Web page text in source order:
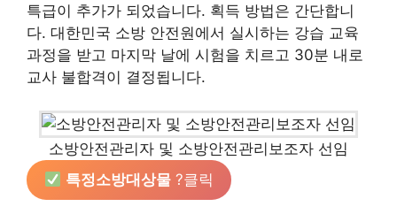
특급이 추가가 되었습니다. 획득 방법은 간단합니
다. 대한민국 소방 안전원에서 실시하는 강습 교육
과정을 받고 마지막 날에 시험을 치르고 30분 내로
교사 불합격이 결정됩니다.
소방안전관리자 및 소방안전관리보조자 선임
특정소방대상물 ?클릭